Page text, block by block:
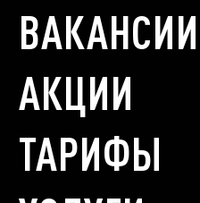
ВАКАНСИИ
АКЦИИ
ТАРИФЫ